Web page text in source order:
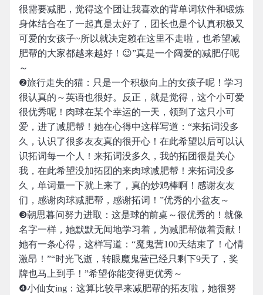
很需要减肥，觉得这个团让我喜欢的背单词软件和锻炼
身体结合在了一起真是太好了，团长也是个认真积极又
可爱的女孩子~所以就决定赖在这里不走啦，也希望减
肥帮的大家都越来越好！😉”真是一个阔爱的减肥仔呢
～
❷旅行走失的猫：只是一个积极向上的女孩子呢！学习
很认真的～英语也很好。反正，就是觉得，这个小可爱
很优秀呢！肉球在某个幸运的一天，领到了这只小可
爱，进了减肥帮！她在心得中这样写道：“来拓词没多
久，认识了很多友友真的很开心！在此希望以后可以认
识拓词每一个人！来拓词没多久，我的拓团很是关心
我，在此希望没加拓团的来肉球减肥帮！来拓词没多
久，单词量一下就上来了，真的炒鸡棒啊！感谢友友
们，感谢肉球减肥帮，感谢拓词！”优秀的小盆友～
❸朝思暮问努力进取：这是球的前桌～很优秀的！就像
名字一样，她默默无闻地学习着，为减肥帮做着贡献！
她有一条心得，这样写道：“魔鬼营100天结束了！心情
激昂！”“时光飞逝，转眼魔鬼营已经只剩下9天了，奖
牌也马上到手！”希望你能变得更优秀～
❹小仙女ing：这算比较早来减肥帮的拓友啦，她很努